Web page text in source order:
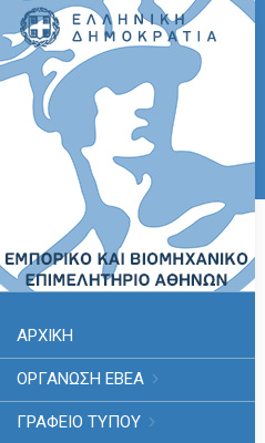
ΑΡΧΙΚΗ
ΟΡΓΑΝΩΣΗ ΕΒΕΑ
ΓΡΑΦΕΙΟ ΤΥΠΟΥ